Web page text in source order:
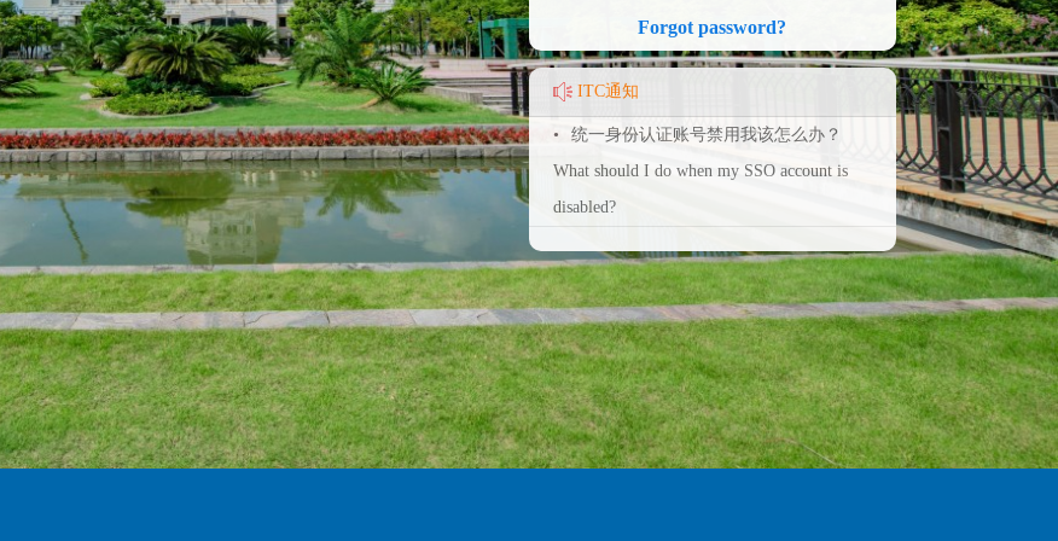
Forgot password?
ITC通知
•
统一身份认证账号禁用我该怎么办？
What should I do when my SSO account is
disabled?